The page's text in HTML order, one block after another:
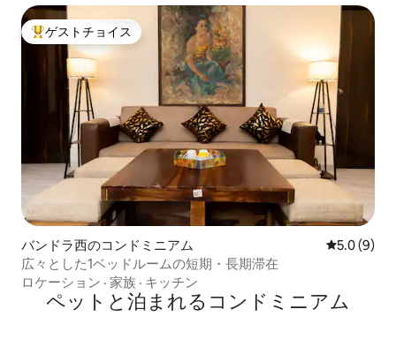
大好評のゲストチョイスです。
ゲストチョイス
バンドラ西のコンドミニアム レビュー9
5.0 (9)
広々とした1ベッドルームの短期・長期滞在
ロケーション · 家族 · キッチン
ペットと泊まれるコンドミニアム